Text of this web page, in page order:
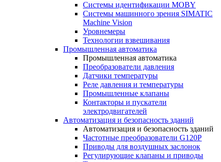
Системы идентификации MOBY
Системы машинного зрения SIMATIC
Machine Vision
Уровнемеры
Технологии взвешивания
Промышленная автоматика
Промышленная автоматика
Преобразователи давления
Датчики температуры
Реле давления и температуры
Промышленные клапаны
Контакторы и пускатели
электродвигателей
Автоматизация и безопасность зданий
Автоматизация и безопасность зданий
Частотные преобразователи G120P
Приводы для воздушных заслонок
Регулирующие клапаны и приводы